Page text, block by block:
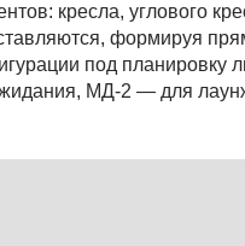
кресла, углового
формируя
под планировку
МД‑2 — для